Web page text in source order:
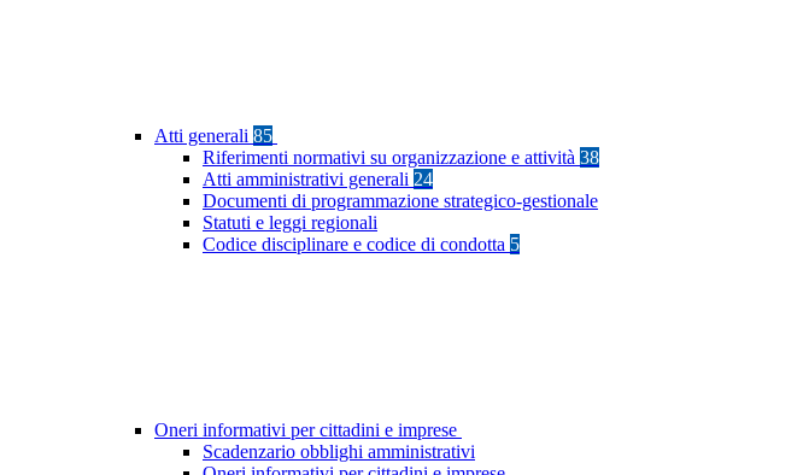
Atti generali 85
Riferimenti normativi su organizzazione e attività 38
Atti amministrativi generali 24
Documenti di programmazione strategico-gestionale
Statuti e leggi regionali
Codice disciplinare e codice di condotta 5
Oneri informativi per cittadini e imprese
Scadenzario obblighi amministrativi